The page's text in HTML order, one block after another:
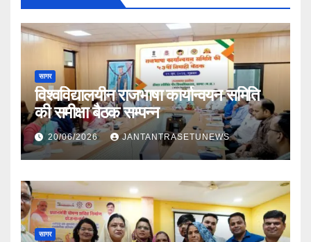
सागर
विश्वविद्यालयीन राजभाषा कार्यान्वयन समिति
की समीक्षा बैठक सम्पन्न
20/06/2026 JANTANTRASETUNEWS
सागर